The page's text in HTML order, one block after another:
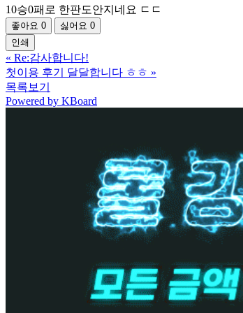
10승0패로 한판도안지네요 ㄷㄷ
좋아요 0 싫어요 0
인쇄
« Re:감사합니다!
첫이용 후기 달달합니다 ㅎㅎ »
목록보기
Powered by KBoard